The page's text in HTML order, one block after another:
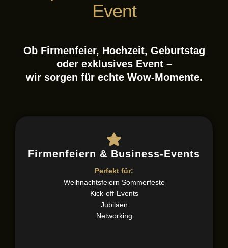
Event
Ob Firmenfeier, Hochzeit, Geburtstag
oder exklusives Event –
wir sorgen für echte Wow-Momente.
Firmenfeiern & Business-Events
Perfekt für:
Weihnachtsfeiern Sommerfeste
Kick-off-Events
Jubiläen
Networking